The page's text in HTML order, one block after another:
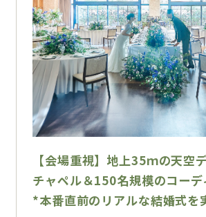
【会場重視】地上35ｍの天空
チャペル＆150名規模のコー
*本番直前のリアルな結婚式を